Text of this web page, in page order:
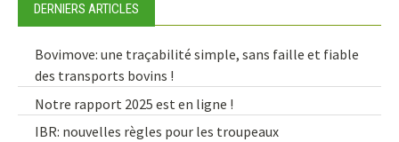
DERNIERS ARTICLES
Bovimove: une traçabilité simple, sans faille et fiable
des transports bovins !
Notre rapport 2025 est en ligne !
IBR: nouvelles règles pour les troupeaux